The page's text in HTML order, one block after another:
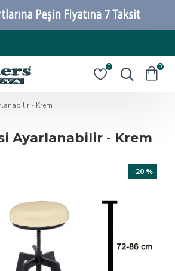
0 0
- Krem
Ayarlanabilir - Krem
-20 %